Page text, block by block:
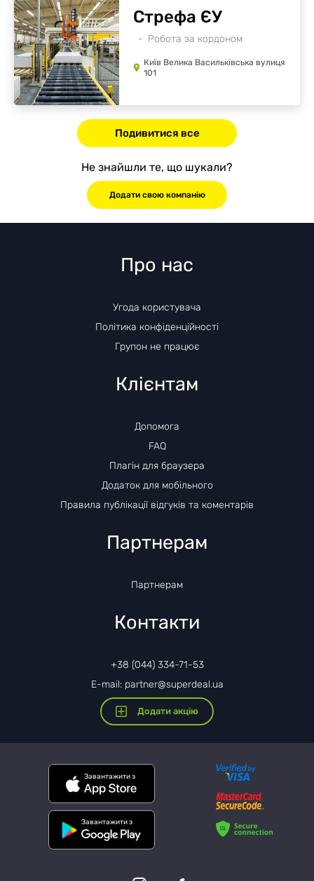
Робота за кордоном
Стрефа ЄУ
Київ Велика Васильківська вулиця
101
Подивитися все
Не знайшли те, що шукали?
Додати свою компанію
Про нас
Угода користувача
Політика конфіденційності
Групон не працює
Клієнтам
Допомога
FAQ
Плагін для браузера
Додаток для мобільного
Правила публікації відгуків та коментарів
Партнерам
Партнерам
Контакти
+38 (044) 334-71-53
E-mail: partner@superdeal.ua
Додати акцію
Завантажити з
Завантажити з